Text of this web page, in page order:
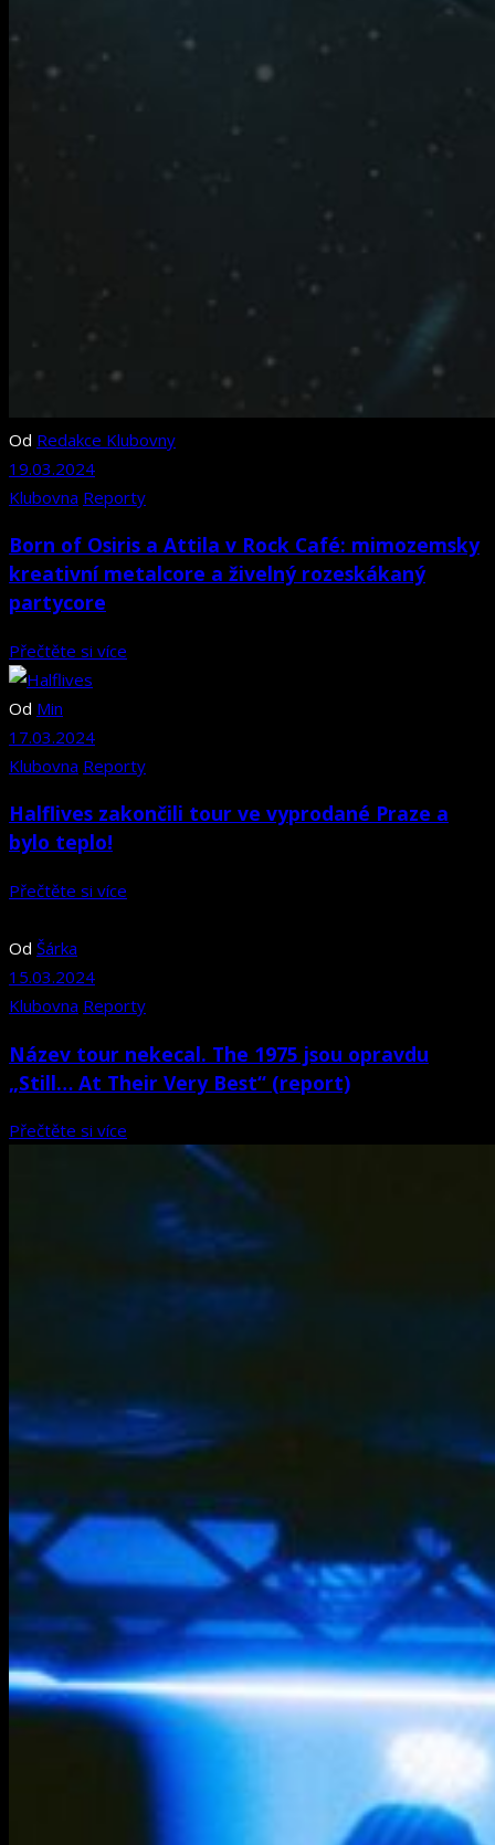
Od Redakce Klubovny
19.03.2024
Klubovna Reporty
Born of Osiris a Attila v Rock Café: mimozemsky
kreativní metalcore a živelný rozeskákaný
partycore
Přečtěte si více
Od Min
17.03.2024
Klubovna Reporty
Halflives zakončili tour ve vyprodané Praze a
bylo teplo!
Přečtěte si více
Od Šárka
15.03.2024
Klubovna Reporty
Název tour nekecal. The 1975 jsou opravdu
„Still… At Their Very Best“ (report)
Přečtěte si více